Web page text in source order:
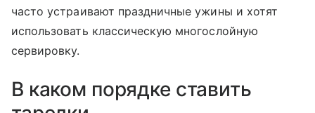
часто устраивают праздничные ужины и хотят
использовать классическую многослойную
сервировку.
В каком порядке ставить